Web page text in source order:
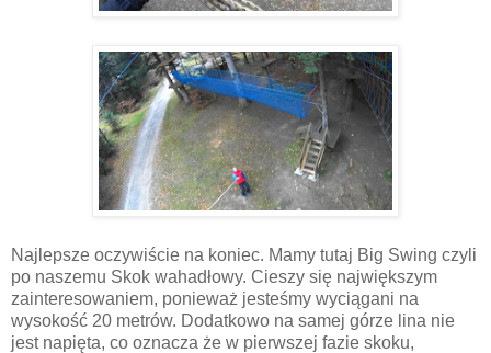
Najlepsze oczywiście na koniec. Mamy tutaj Big Swing czyli
po naszemu Skok wahadłowy. Cieszy się największym
zainteresowaniem, ponieważ jesteśmy wyciągani na
wysokość 20 metrów. Dodatkowo na samej górze lina nie
jest napięta, co oznacza że w pierwszej fazie skoku,